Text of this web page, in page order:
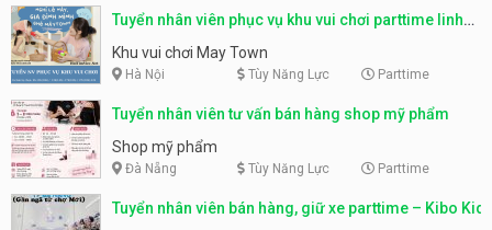
Tuyển nhân viên phục vụ khu vui chơi parttime linh
động
Khu vui chơi May Town
Hà Nội Tùy Năng Lực Parttime
Tuyển nhân viên tư vấn bán hàng shop mỹ phẩm
Shop mỹ phẩm
Đà Nẵng Tùy Năng Lực Parttime
Tuyển nhân viên bán hàng, giữ xe parttime – Kibo Kid